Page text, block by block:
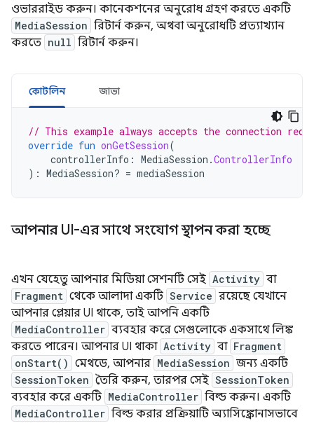
ওভাররাইড করুন। কানেকশনের অনুরোধ গ্রহণ করতে একটি
MediaSession রিটার্ন করুন, অথবা অনুরোধটি প্রত্যাখ্যান
করতে null রিটার্ন করুন।
কোটলিন জাভা
// This example always accepts the connection
override fun onGetSession(
controllerInfo : MediaSession .ControllerInfo
): MediaSession? = mediaSession
আপনার UI-এর সাথে সংযোগ স্থাপন করা হচ্ছে
এখন যেহেতু আপনার মিডিয়া সেশনটি সেই Activity বা
Fragment থেকে আলাদা একটি Service রয়েছে যেখানে
আপনার প্লেয়ার UI থাকে, তাই আপনি একটি
MediaController ব্যবহার করে সেগুলোকে একসাথে লিঙ্ক
করতে পারেন। আপনার UI থাকা Activity বা Fragment
onStart() মেথডে, আপনার MediaSession জন্য একটি
SessionToken তৈরি করুন, তারপর সেই SessionToken
ব্যবহার করে একটি MediaController বিল্ড করুন। একটি
MediaController বিল্ড করার প্রক্রিয়াটি অ্যাসিঙ্ক্রোনাসভাবে